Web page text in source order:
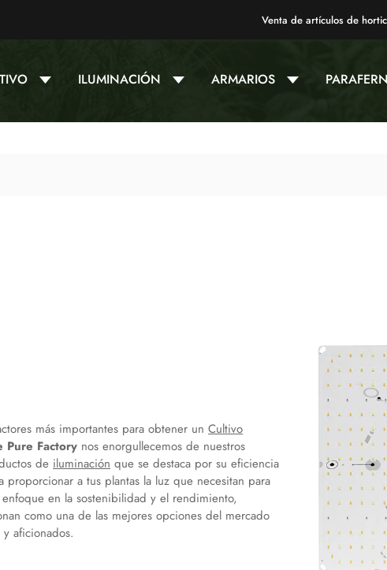
Venta de artículos de
ILUMINACIÓN ARMARIOS
más importantes para obtener un Cultivo
Pure Factory nos enorgullecemos de nuestros
de iluminación que se destaca por su eficiencia
a tus plantas la luz que necesitan para
en la sostenibilidad y el rendimiento,
como una de las mejores opciones del mercado
aficionados.